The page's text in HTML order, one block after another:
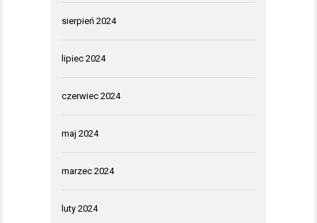
sierpień 2024
lipiec 2024
czerwiec 2024
maj 2024
marzec 2024
luty 2024